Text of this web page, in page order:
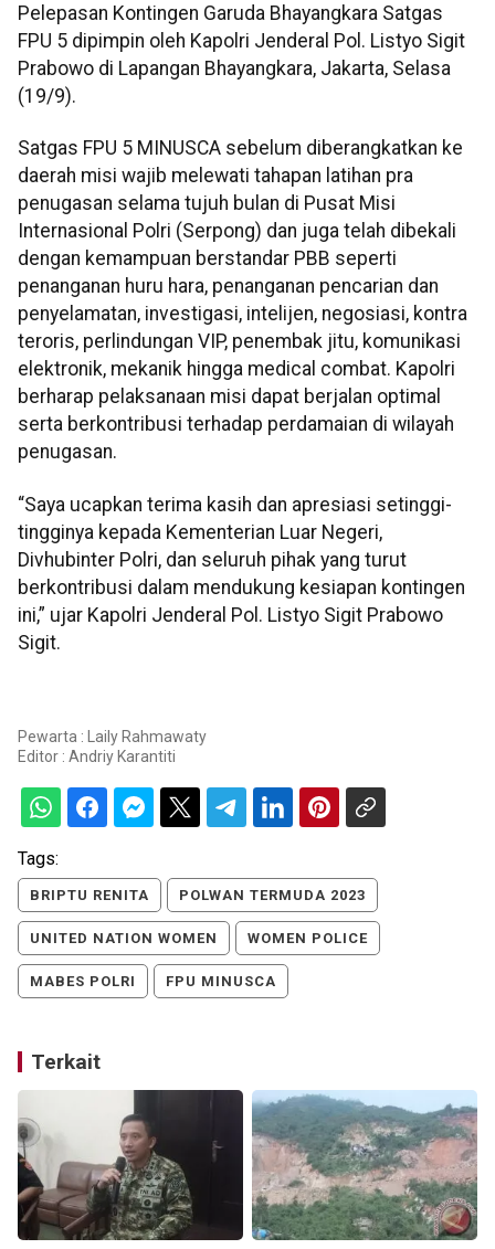
Pelepasan Kontingen Garuda Bhayangkara Satgas
FPU 5 dipimpin oleh Kapolri Jenderal Pol. Listyo Sigit
Prabowo di Lapangan Bhayangkara, Jakarta, Selasa
(19/9).
Satgas FPU 5 MINUSCA sebelum diberangkatkan ke
daerah misi wajib melewati tahapan latihan pra
penugasan selama tujuh bulan di Pusat Misi
Internasional Polri (Serpong) dan juga telah dibekali
dengan kemampuan berstandar PBB seperti
penanganan huru hara, penanganan pencarian dan
penyelamatan, investigasi, intelijen, negosiasi, kontra
teroris, perlindungan VIP, penembak jitu, komunikasi
elektronik, mekanik hingga medical combat. Kapolri
berharap pelaksanaan misi dapat berjalan optimal
serta berkontribusi terhadap perdamaian di wilayah
penugasan.
“Saya ucapkan terima kasih dan apresiasi setinggi-
tingginya kepada Kementerian Luar Negeri,
Divhubinter Polri, dan seluruh pihak yang turut
berkontribusi dalam mendukung kesiapan kontingen
ini,” ujar Kapolri Jenderal Pol. Listyo Sigit Prabowo
Sigit.
Pewarta : Laily Rahmawaty
Editor : Andriy Karantiti
Tags:
BRIPTU RENITA POLWAN TERMUDA 2023
UNITED NATION WOMEN WOMEN POLICE
MABES POLRI FPU MINUSCA
Terkait